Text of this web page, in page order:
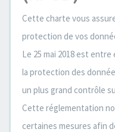
Cette charte vous
protection de vos
Le 25 mai 2018 est
la protection des
un plus grand contrôle
Cette réglementation
certaines mesures afin